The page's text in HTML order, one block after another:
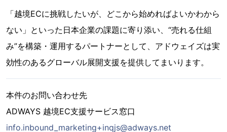
「越境ECに挑戦したいが、どこから始めればよいかわから
ない」といった日本企業の課題に寄り添い、“売れる仕組
み”を構築・運用するパートナーとして、アドウェイズは実
効性のあるグローバル展開支援を提供してまいります。
本件のお問い合わせ先
ADWAYS 越境EC支援サービス窓口
info.inbound_marketing+inqjs@adways.net